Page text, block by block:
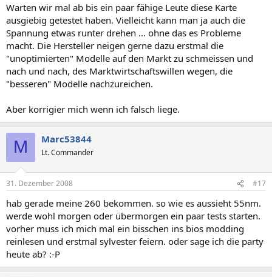
Warten wir mal ab bis ein paar fähige Leute diese Karte
ausgiebig getestet haben. Vielleicht kann man ja auch die
Spannung etwas runter drehen ... ohne das es Probleme
macht. Die Hersteller neigen gerne dazu erstmal die
"unoptimierten" Modelle auf den Markt zu schmeissen und
nach und nach, des Marktwirtschaftswillen wegen, die
"besseren" Modelle nachzureichen.
Aber korrigier mich wenn ich falsch liege.
M Marc53844
Lt. Commander
31. Dezember 2008 #17
hab gerade meine 260 bekommen. so wie es aussieht 55nm.
werde wohl morgen oder übermorgen ein paar tests starten.
vorher muss ich mich mal ein bisschen ins bios modding
reinlesen und erstmal sylvester feiern. oder sage ich die party
heute ab? :-P